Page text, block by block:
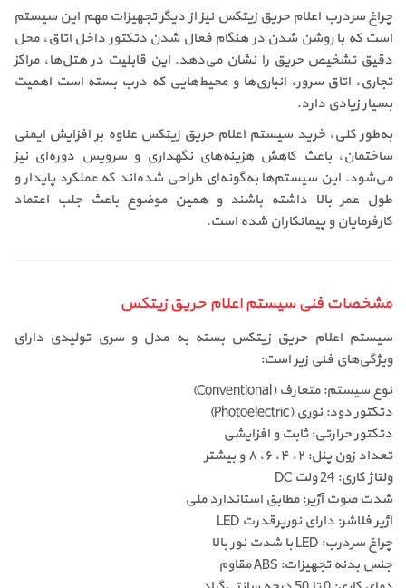
چراغ سردرب اعلام حریق زیتکس نیز از دیگر تجهیزات مهم این سیستم
است که با روشن شدن در هنگام فعال شدن دتکتور داخل اتاق، محل
دقیق تشخیص حریق را نشان می‌دهد. این قابلیت در هتل‌ها، مراکز
تجاری، اتاق سرور، انباری‌ها و محیط‌هایی که درب بسته است اهمیت
بسیار زیادی دارد.
به‌طور کلی، خرید سیستم اعلام حریق زیتکس علاوه بر افزایش ایمنی
ساختمان، باعث کاهش هزینه‌های نگهداری و سرویس دوره‌ای نیز
می‌شود. این سیستم‌ها به‌گونه‌ای طراحی شده‌اند که عملکرد پایدار و
طول عمر بالا داشته باشند و همین موضوع باعث جلب اعتماد
کارفرمایان و پیمانکاران شده است.
مشخصات فنی سیستم اعلام حریق زیتکس
سیستم اعلام حریق زیتکس بسته به مدل و سری تولیدی دارای
ویژگی‌های فنی زیر است:
نوع سیستم: متعارف (Conventional)
دتکتور دود: نوری (Photoelectric)
دتکتور حرارتی: ثابت و افزایشی
تعداد زون پنل: ۲، ۴، ۶، ۸ و بیشتر
ولتاژ کاری: 24 ولت DC
شدت صوت آژیر: مطابق استاندارد ملی
آژیر فلاشر: دارای نورپرقدرت LED
چراغ سردرب: LED با شدت نور بالا
جنس بدنه تجهیزات: ABS مقاوم